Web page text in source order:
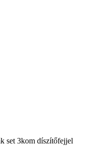
set 3kom díszítőfejjel